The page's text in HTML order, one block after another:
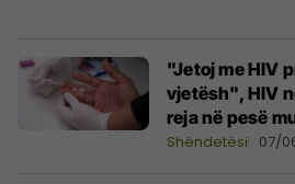
"Jetoj me HIV
vjetësh", HIV
reja në pesë
Shëndetësi 07/